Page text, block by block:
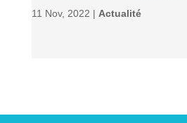
11 Nov, 2022 | Actualité